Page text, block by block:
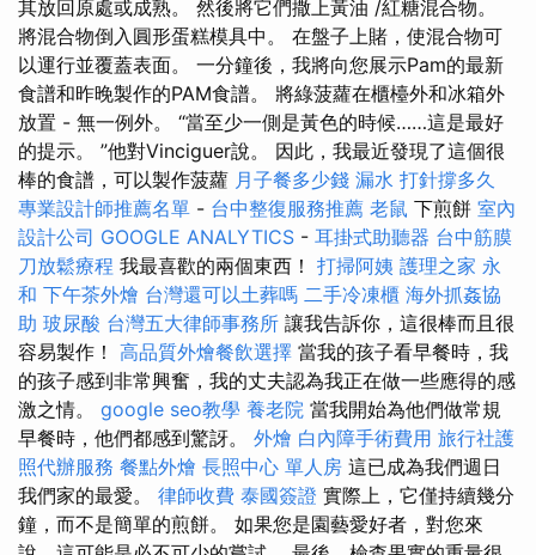
其放回原處或成熟。 然後將它們撒上黃油 /紅糖混合物。
將混合物倒入圓形蛋糕模具中。 在盤子上賭，使混合物可
以運行並覆蓋表面。 一分鐘後，我將向您展示Pam的最新
食譜和昨晚製作的PAM食譜。 將綠菠蘿在櫃檯外和冰箱外
放置 - 無一例外。 “當至少一側是黃色的時候……這是最好
的提示。 ”他對Vinciguer說。 因此，我最近發現了這個很
棒的食譜，可以製作菠蘿 月子餐多少錢 漏水 打針撐多久
專業設計師推薦名單 - 台中整復服務推薦 老鼠 下煎餅 室內
設計公司 GOOGLE ANALYTICS - 耳掛式助聽器 台中筋膜
刀放鬆療程 我最喜歡的兩個東西！ 打掃阿姨 護理之家 永
和 下午茶外燴 台灣還可以土葬嗎 二手冷凍櫃 海外抓姦協
助 玻尿酸 台灣五大律師事務所 讓我告訴你，這很棒而且很
容易製作！ 高品質外燴餐飲選擇 當我的孩子看早餐時，我
的孩子感到非常興奮，我的丈夫認為我正在做一些應得的感
激之情。 google seo教學 養老院 當我開始為他們做常規
早餐時，他們都感到驚訝。 外燴 白內障手術費用 旅行社護
照代辦服務 餐點外燴 長照中心 單人房 這已成為我們週日
我們家的最愛。 律師收費 泰國簽證 實際上，它僅持續幾分
鐘，而不是簡單的煎餅。 如果您是園藝愛好者，對您來